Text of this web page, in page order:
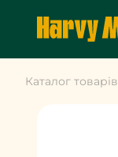
Каталог товарів